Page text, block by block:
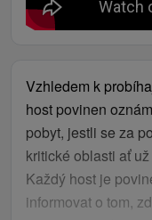
Vzhledem k
host povinen
pobyt, jestli se za
kritické oblasti ať
Každý host je
informovat o tom,